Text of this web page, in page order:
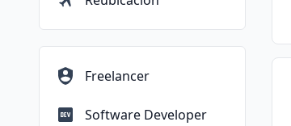
Freelancer
Software Developer